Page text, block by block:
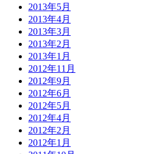
2013年5月
2013年4月
2013年3月
2013年2月
2013年1月
2012年11月
2012年9月
2012年6月
2012年5月
2012年4月
2012年2月
2012年1月